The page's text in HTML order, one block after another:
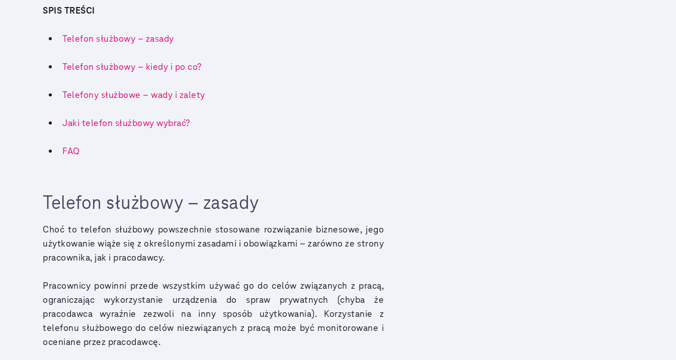
SPIS TREŚCI
Telefon służbowy – zasady
Telefon służbowy – kiedy i po co?
Telefony służbowe – wady i zalety
Jaki telefon służbowy wybrać?
FAQ
Telefon służbowy – zasady
Choć to telefon służbowy powszechnie stosowane rozwiązanie biznesowe, jego
użytkowanie wiąże się z określonymi zasadami i obowiązkami – zarówno ze strony
pracownika, jak i pracodawcy.
Pracownicy powinni przede wszystkim używać go do celów związanych z pracą,
ograniczając wykorzystanie urządzenia do spraw prywatnych (chyba że
pracodawca wyraźnie zezwoli na inny sposób użytkowania). Korzystanie z
telefonu służbowego do celów niezwiązanych z pracą może być monitorowane i
oceniane przez pracodawcę.